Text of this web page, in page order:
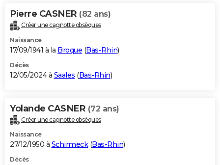
Pierre CASNER (82 ans)
Créer une cagnotte obsèques
Naissance
17/09/1941 à la Broque (Bas-Rhin)
Décès
12/05/2024 à Saales (Bas-Rhin)
Yolande CASNER (72 ans)
Créer une cagnotte obsèques
Naissance
27/12/1950 à Schirmeck(Bas-Rhin)
Décès